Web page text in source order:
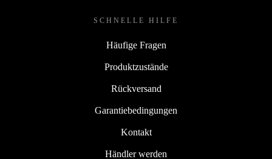
SCHNELLE HILFE
Häufige Fragen
Produktzustände
Rückversand
Garantiebedingungen
Kontakt
Händler werden